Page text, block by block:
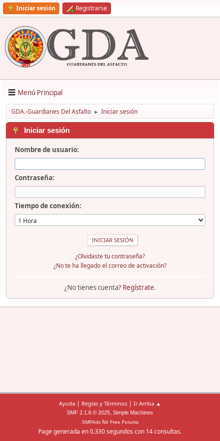
Iniciar sesión Registrarse
Menú Principal
GDA.-Guardianes Del Asfalto ► Iniciar sesión
Iniciar sesión
Nombre de usuario:
Contraseña:
Tiempo de conexión:
¿Olvidaste tu contraseña?
¿No te ha llegado el correo de activación?
¿No tienes cuenta? Regístrate.
Ayuda | Reglas y Términos | Ir Arriba ▲
SMF 2.1.6 © 2025, Simple Machines
SMFAdsfor Free Forums
Page generada en 0.330 segundos con 14 consultas.